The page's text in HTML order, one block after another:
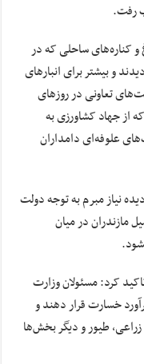
و کناره‌های ساحلی که در
و بیشتر برای انبارهای
تعاونی در روزهای
از جهاد کشاورزی به
علوفه‌ای دامداران
نیاز مبرم به توجه دولت
مازندران در میان
کرد: مسئولان وزارت
خسارت قرار دهند و
طیور و دیگر بخش‌ها